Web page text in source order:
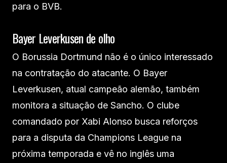
para o BVB.
Bayer Leverkusen de olho
O Borussia Dortmund não é o único interessado
na contratação do atacante. O Bayer
Leverkusen, atual campeão alemão, também
monitora a situação de Sancho. O clube
comandado por Xabi Alonso busca reforços
para a disputa da Champions League na
próxima temporada e vê no inglês uma